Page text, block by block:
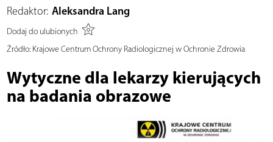
Redaktor: Aleksandra Lang
Dodaj do ulubionych
Źródło:Krajowe Centrum Ochrony Radiologicznej w Ochronie Zdrowia
Wytyczne dla lekarzy kierujących
na badania obrazowe